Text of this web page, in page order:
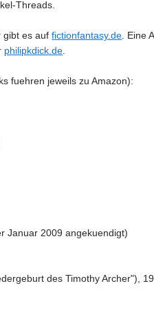
Threads.
gibt es auffictionfantasy.de . Eine
philipkdick.de
fuehren jeweils zu Amazon):
Januar 2009 angekuendigt)
des Timothy Archer"),